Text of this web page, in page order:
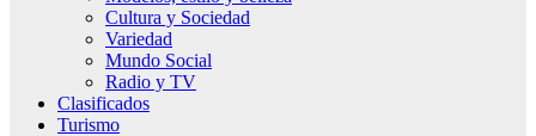
Cultura y Sociedad
Variedad
Mundo Social
Radio y TV
Clasificados
Turismo